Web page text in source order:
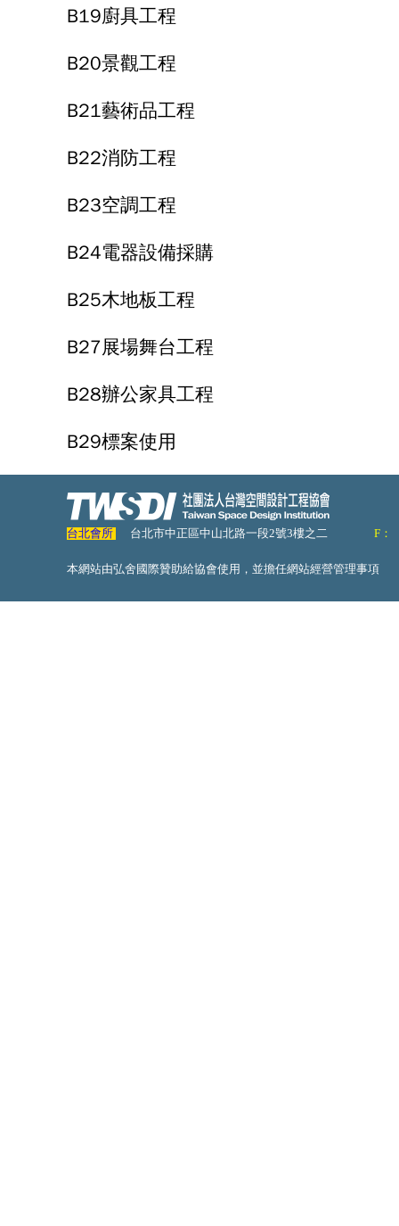
B19廚具工程
B20景觀工程
B21藝術品工程
B22消防工程
B23空調工程
B24電器設備採購
B25木地板工程
B27展場舞台工程
B28辦公家具工程
B29標案使用
台北會所 台北市中正區中山北路一段2號3樓之二 F：
本網站由弘舍國際贊助給協會使用，並擔任網站經營管理事項